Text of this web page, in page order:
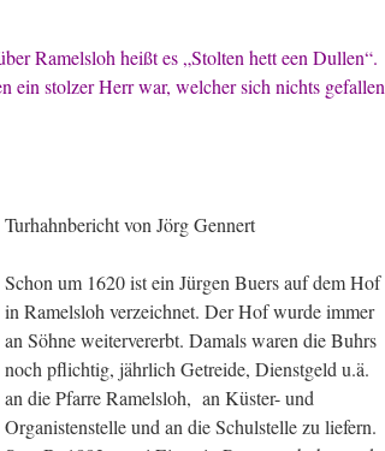
Ramelsloh heißt es „Stolten hett een Dullen“.
ein stolzer Herr war, welcher sich nichts gefallen
Turhahnbericht von Jörg Gennert
Schon um 1620 ist ein Jürgen Buers auf dem Hof
in Ramelsloh verzeichnet. Der Hof wurde immer
an Söhne weitervererbt. Damals waren die Buhrs
noch pflichtig, jährlich Getreide, Dienstgeld u.ä.
an die Pfarre Ramelsloh, an Küster- und
Organistenstelle und an die Schulstelle zu liefern.